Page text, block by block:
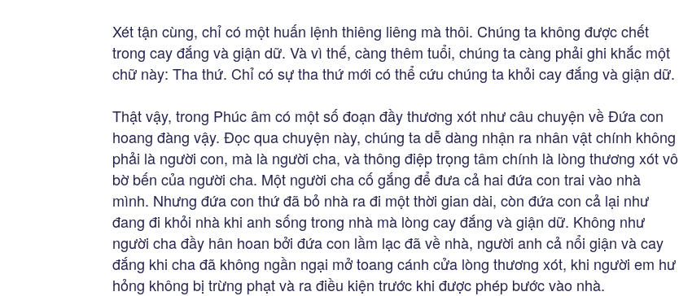
Xét tận cùng, chỉ có một huấn lệnh thiêng liêng mà thôi. Chúng ta không được chết
trong cay đắng và giận dữ. Và vì thế, càng thêm tuổi, chúng ta càng phải ghi khắc một
chữ này: Tha thứ. Chỉ có sự tha thứ mới có thể cứu chúng ta khỏi cay đắng và giận dữ.
Thật vậy, trong Phúc âm có một số đoạn đầy thương xót như câu chuyện về Đứa con
hoang đàng vậy. Đọc qua chuyện này, chúng ta dễ dàng nhận ra nhân vật chính không
phải là người con, mà là người cha, và thông điệp trọng tâm chính là lòng thương xót vô
bờ bến của người cha. Một người cha cố gắng để đưa cả hai đứa con trai vào nhà
mình. Nhưng đứa con thứ đã bỏ nhà ra đi một thời gian dài, còn đứa con cả lại như
đang đi khỏi nhà khi anh sống trong nhà mà lòng cay đắng và giận dữ. Không như
người cha đầy hân hoan bởi đứa con lầm lạc đã về nhà, người anh cả nổi giận và cay
đắng khi cha đã không ngần ngại mở toang cánh cửa lòng thương xót, khi người em hư
hỏng không bị trừng phạt và ra điều kiện trước khi được phép bước vào nhà.